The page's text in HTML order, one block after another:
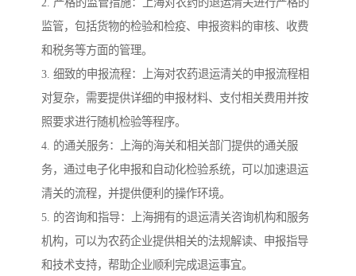
监管，包括货物的检验和检疫、申报资料的审核、收费
和税务等方面的管理。
3. 细致的申报流程：上海对农药退运清关的申报流程相
对复杂，需要提供详细的申报材料、支付相关费用并按
照要求进行随机检验等程序。
4. 的通关服务：上海的海关和相关部门提供的通关服
务，通过电子化申报和自动化检验系统，可以加速退运
清关的流程，并提供便利的操作环境。
5. 的咨询和指导：上海拥有的退运清关咨询机构和服务
机构，可以为农药企业提供相关的法规解读、申报指导
和技术支持，帮助企业顺利完成退运事宜。